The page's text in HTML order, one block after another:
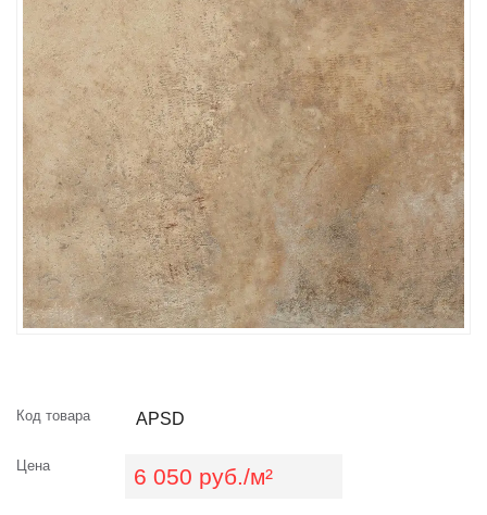
Код товара APSD
Цена 6 050 руб./м²